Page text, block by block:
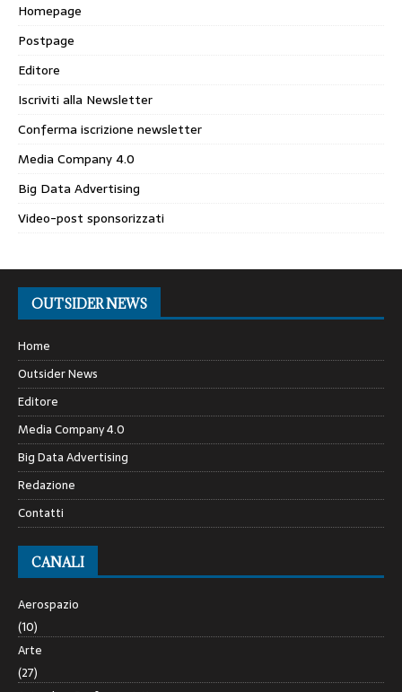
Homepage
Postpage
Editore
Iscriviti alla Newsletter
Conferma iscrizione newsletter
Media Company 4.0
Big Data Advertising
Video-post sponsorizzati
OUTSIDER NEWS
Home
Outsider News
Editore
Media Company 4.0
Big Data Advertising
Redazione
Contatti
CANALI
Aerospazio
(10)
Arte
(27)